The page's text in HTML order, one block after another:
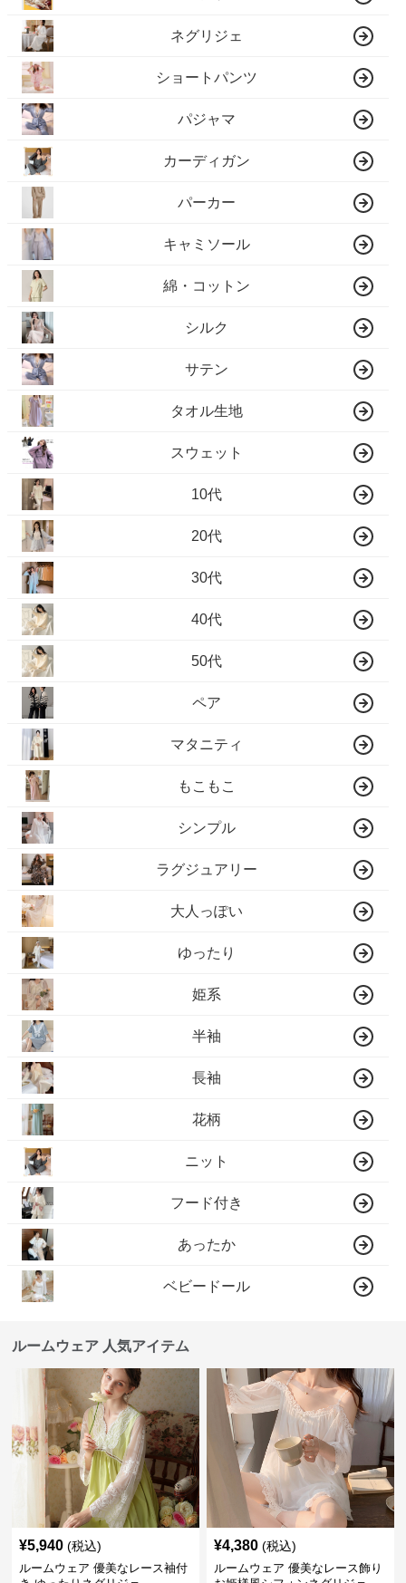
ネグリジェ
ショートパンツ
パジャマ
カーディガン
パーカー
キャミソール
綿・コットン
シルク
サテン
タオル生地
スウェット
10代
20代
30代
40代
50代
ペア
マタニティ
もこもこ
シンプル
ラグジュアリー
大人っぽい
ゆったり
姫系
半袖
長袖
花柄
ニット
フード付き
あったか
ベビードール
ルームウェア 人気アイテム
¥5,940 (税込)
ルームウェア 優美なレース袖付
¥4,380 (税込)
ルームウェア 優美なレース飾り